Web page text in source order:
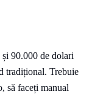
90.000 de dolari
tradițional. Trebuie
să faceți manual